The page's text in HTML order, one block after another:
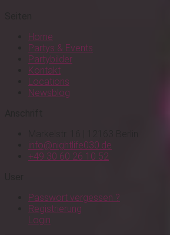
Home
Partys & Events
Partybilder
Kontakt
Locations
Newsblog
info@nightlife030.de
+49 30 60 26 10 52
Passwort vergessen ?
Registrierung
Login